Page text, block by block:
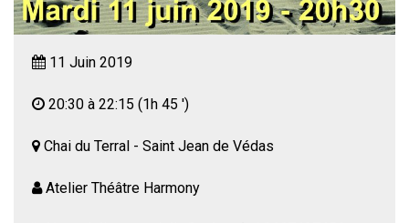
11 Juin 2019
20:30 à 22:15 (1h 45 ')
Chai du Terral - Saint Jean de Védas
Atelier Théâtre Harmony